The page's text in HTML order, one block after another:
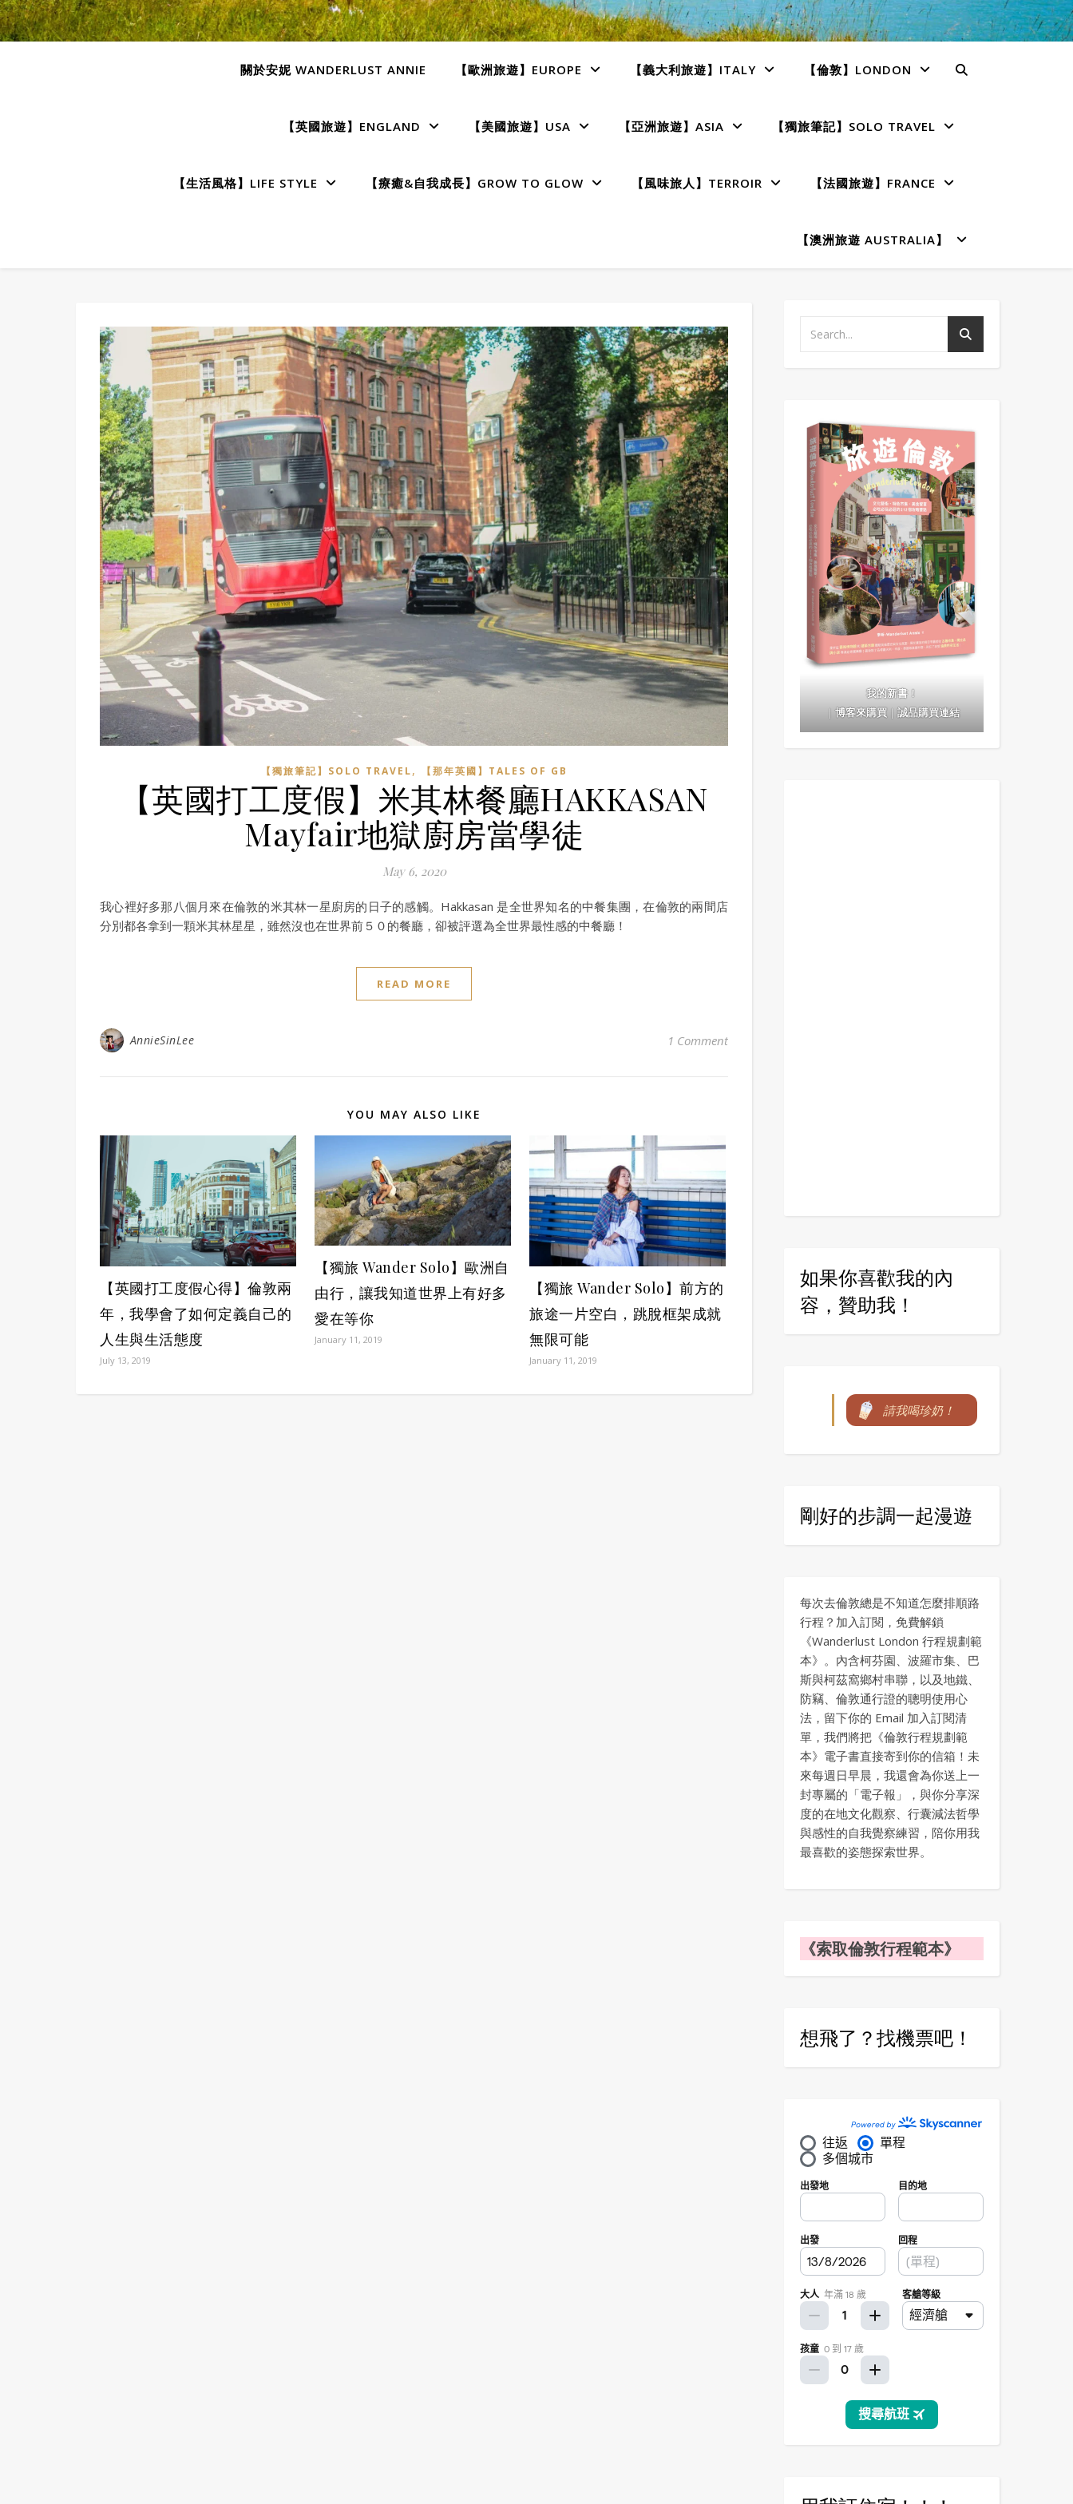
關於安妮 WANDERLUST ANNIE 【歐洲旅遊】EUROPE 【義大利旅遊】ITALY 【倫敦】LONDON
【英國旅遊】ENGLAND 【美國旅遊】USA 【亞洲旅遊】ASIA 【獨旅筆記】SOLO TRAVEL
【生活風格】LIFE STYLE 【療癒&自我成長】GROW TO GLOW 【風味旅人】TERROIR 【法國旅遊】FRANCE
【澳洲旅遊 AUSTRALIA】
【獨旅筆記】SOLO TRAVEL, 【那年英國】TALES OF GB
【英國打工度假】米其林餐廳HAKKASAN
Mayfair地獄廚房當學徒
May 6, 2020
我心裡好多那八個月來在倫敦的米其林一星廚房的日子的感觸。Hakkasan 是全世界知名的中餐集團，在倫敦的兩間店
分別都各拿到一顆米其林星星，雖然沒也在世界前５０的餐廳，卻被評選為全世界最性感的中餐廳！
READ MORE
AnnieSinLee 1 Comment
YOU MAY ALSO LIKE
【英國打工度假心得】倫敦兩
年，我學會了如何定義自己的
人生與生活態度
July 13, 2019
【獨旅 Wander Solo】歐洲自
由行，讓我知道世界上有好多
愛在等你
January 11, 2019
【獨旅 Wander Solo】前方的
旅途一片空白，跳脫框架成就
無限可能
January 11, 2019
我的新書！
｜博客來購買｜誠品購買連結
如果你喜歡我的內
容，贊助我！
請我喝珍奶！
剛好的步調一起漫遊
每次去倫敦總是不知道怎麼排順路
行程？加入訂閱，免費解鎖
《Wanderlust London 行程規劃範
本》。內含柯芬園、波羅市集、巴
斯與柯茲窩鄉村串聯，以及地鐵、
防竊、倫敦通行證的聰明使用心
法，留下你的 Email 加入訂閱清
單，我們將把《倫敦行程規劃範
本》電子書直接寄到你的信箱！未
來每週日早晨，我還會為你送上一
封專屬的「電子報」，與你分享深
度的在地文化觀察、行囊減法哲學
與感性的自我覺察練習，陪你用我
最喜歡的姿態探索世界。
《索取倫敦行程範本》
想飛了？找機票吧！